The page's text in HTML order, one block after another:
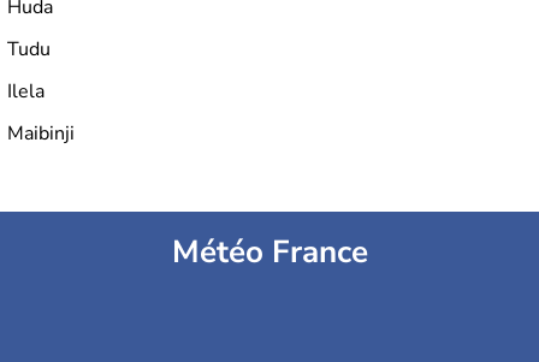
Huda
Tudu
Ilela
Maibinji
Météo France